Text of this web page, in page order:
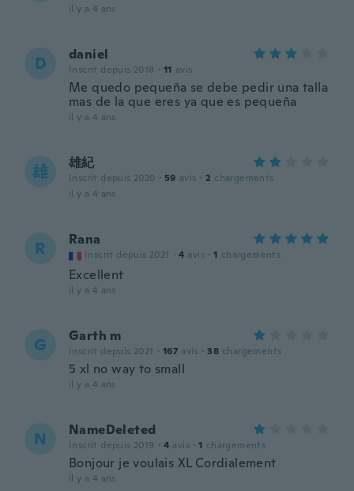
il y a 4 ans
D daniel
Inscrit depuis 2018 · 11 avis
Me quedo pequeña se debe pedir una talla
mas de la que eres ya que es pequeña
il y a 4 ans
雄 雄紀
Inscrit depuis 2020 · 59 avis · 2 chargements
il y a 4 ans
R Rana
Inscrit depuis 2021 · 4 avis · 1 chargements
Excellent
il y a 4 ans
G Garth m
Inscrit depuis 2021 · 167 avis · 38 chargements
5 xl no way to small
il y a 4 ans
N NameDeleted
Inscrit depuis 2019 · 4 avis · 1 chargements
Bonjour je voulais XL Cordialement
il y a 4 ans